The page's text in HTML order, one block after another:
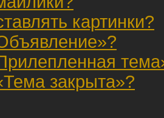
картинки?
закрыта»?